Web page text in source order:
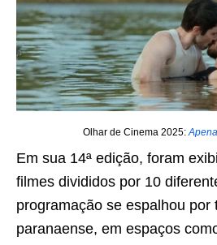
Olhar de Cinema 2025:
Em sua 14ª edição, foram
filmes divididos por 10
programação se espalhou por
paranaense, em espaços